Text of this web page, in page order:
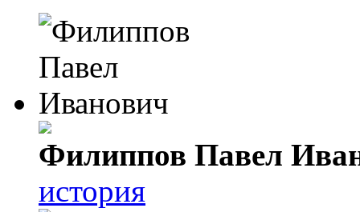
Филиппов Павел
история